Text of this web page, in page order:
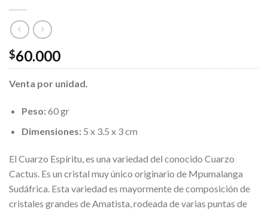
$60.000
Venta por unidad.
Peso:60 gr
Dimensiones: 5 x 3.5 x 3 cm
El Cuarzo Espíritu, es una variedad del conocido Cuarzo
Cactus. Es un cristal muy único originario de Mpumalanga
Sudáfrica. Esta variedad es mayormente de composición de
cristales grandes de Amatista, rodeada de varias puntas de